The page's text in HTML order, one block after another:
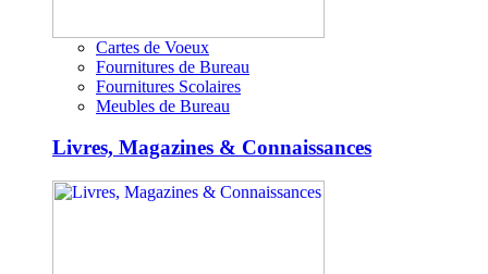
Cartes de Voeux
Fournitures de Bureau
Fournitures Scolaires
Meubles de Bureau
Livres, Magazines & Connaissances